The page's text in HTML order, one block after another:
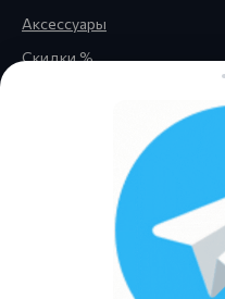
Аксессуары
Скидки %
конфиденциальности
Публичная оферта
Согласие на получение
информационной и
рекламной рассылки